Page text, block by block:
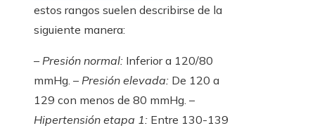
estos rangos suelen describirse de la
siguiente manera:
– Presión normal: Inferior a 120/80
mmHg. – Presión elevada: De 120 a
129 con menos de 80 mmHg. –
Hipertensión etapa 1: Entre 130-139